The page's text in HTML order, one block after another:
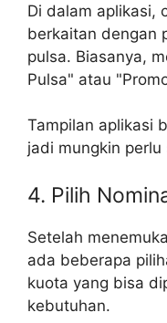
Di dalam aplikasi,
berkaitan dengan
pulsa. Biasanya,
Pulsa" atau
Tampilan aplikasi
jadi mungkin
4. Pilih
Setelah
ada beberapa
kuota yang bisa
kebutuhan.